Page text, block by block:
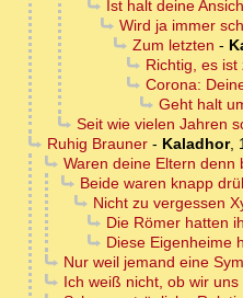
Ist halt deine
Wird ja immer
Zum letzten -
Richtig, es
Corona:
Geht halt
Seit wie vielen Jahren
Ruhig Brauner- Kaladhor,
Waren deine Eltern denn
Beide waren knapp
Nicht zu vergessen
Die Römer hatten
Diese Eigenheime
Nur weil jemand eine
Ich weiß nicht, ob wir